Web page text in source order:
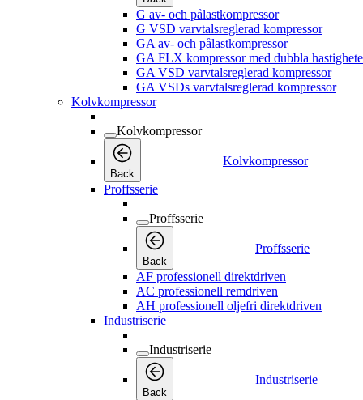
G av- och pålastkompressor
G VSD varvtalsreglerad kompressor
GA av- och pålastkompressor
GA FLX kompressor med dubbla
GA VSD varvtalsreglerad kompressor
GA VSDs varvtalsreglerad kompressor
Kolvkompressor
Kolvkompressor
Back
Kolvkompressor
Proffsserie
Proffsserie
Back
Proffsserie
AF professionell direktdriven
AC professionell remdriven
AH professionell oljefri direktdriven
Industriserie
Industriserie
Back
Industriserie